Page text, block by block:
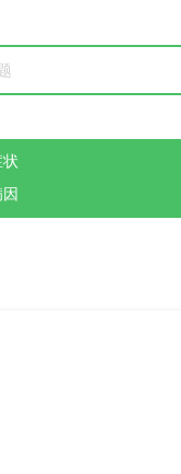
状